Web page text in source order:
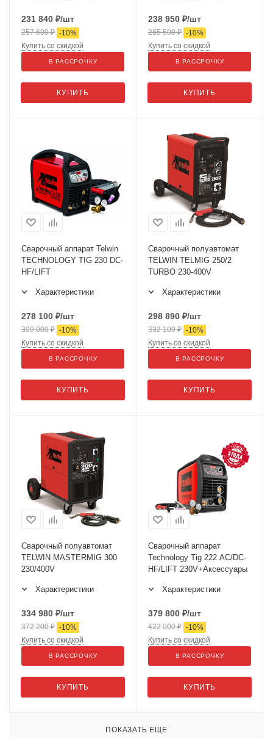
231 840 ₽/шт
257 600₽ -10%
КУПИТЬ
Купить со скидкой
В РАССРОЧКУ
238 950 ₽/шт
265 500₽ -10%
КУПИТЬ
Купить со скидкой
В РАССРОЧКУ
Сварочный аппарат Telwin
TECHNOLOGY TIG 230 DC-
HF/LIFT
Характеристики
278 100 ₽/шт
309 000₽ -10%
КУПИТЬ
Купить со скидкой
В РАССРОЧКУ
Сварочный полуавтомат
TELWIN TELMIG 250/2
TURBO 230-400V
Характеристики
298 890 ₽/шт
332 100₽ -10%
КУПИТЬ
Купить со скидкой
В РАССРОЧКУ
Сварочный полуавтомат
TELWIN MASTERMIG 300
230/400V
Характеристики
334 980 ₽/шт
372 200₽ -10%
КУПИТЬ
Купить со скидкой
В РАССРОЧКУ
Сварочный аппарат
Technology Tig 222 AC/DC-
HF/LIFT 230V+Аксессуары
Характеристики
379 800 ₽/шт
422 000₽ -10%
КУПИТЬ
Купить со скидкой
В РАССРОЧКУ
ПОКАЗАТЬ ЕЩЕ